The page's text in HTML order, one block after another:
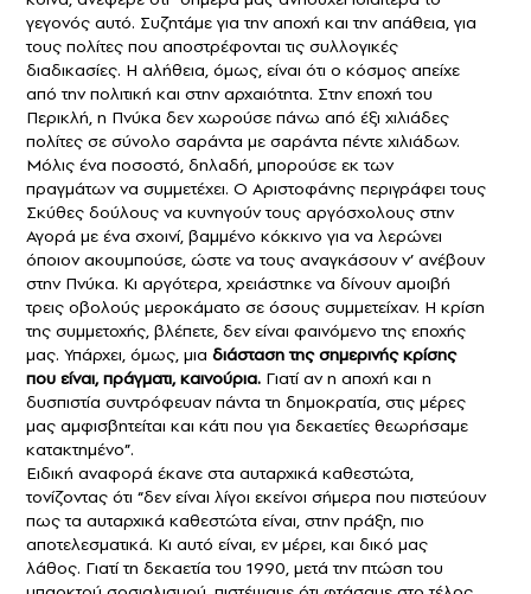
γεγονός αυτό. Συζητάμε για την αποχή και την απάθεια, για
τους πολίτες που αποστρέφονται τις συλλογικές
διαδικασίες. Η αλήθεια, όμως, είναι ότι ο κόσμος απείχε
από την πολιτική και στην αρχαιότητα. Στην εποχή του
Περικλή, η Πνύκα δεν χωρούσε πάνω από έξι χιλιάδες
πολίτες σε σύνολο σαράντα με σαράντα πέντε χιλιάδων.
Μόλις ένα ποσοστό, δηλαδή, μπορούσε εκ των
πραγμάτων να συμμετέχει. Ο Αριστοφάνης περιγράφει τους
Σκύθες δούλους να κυνηγούν τους αργόσχολους στην
Αγορά με ένα σχοινί, βαμμένο κόκκινο για να λερώνει
όποιον ακουμπούσε, ώστε να τους αναγκάσουν ν’ ανέβουν
στην Πνύκα. Κι αργότερα, χρειάστηκε να δίνουν αμοιβή
τρεις οβολούς μεροκάματο σε όσους συμμετείχαν. Η κρίση
της συμμετοχής, βλέπετε, δεν είναι φαινόμενο της εποχής
μας. Υπάρχει, όμως, μια διάσταση της σημερινής κρίσης
που είναι, πράγματι, καινούρια. Γιατί αν η αποχή και η
δυσπιστία συντρόφευαν πάντα τη δημοκρατία, στις μέρες
μας αμφισβητείται και κάτι που για δεκαετίες θεωρήσαμε
κατακτημένο”.
Ειδική αναφορά έκανε στα αυταρχικά καθεστώτα,
τονίζοντας ότι “δεν είναι λίγοι εκείνοι σήμερα που πιστεύουν
πως τα αυταρχικά καθεστώτα είναι, στην πράξη, πιο
αποτελεσματικά. Κι αυτό είναι, εν μέρει, και δικό μας
λάθος. Γιατί τη δεκαετία του 1990, μετά την πτώση του